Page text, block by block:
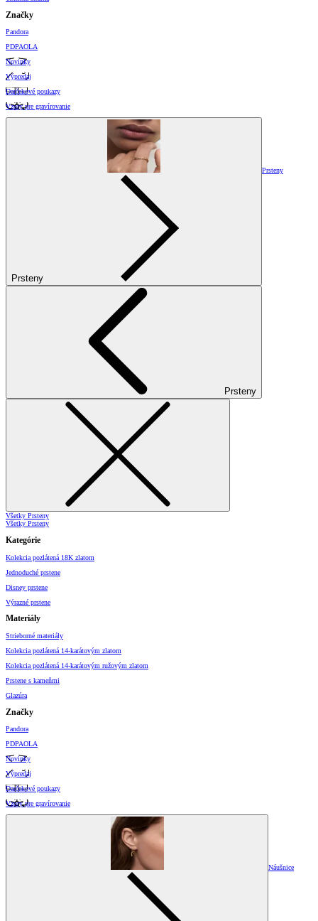
Značky
Pandora
PDPAOLA
Novinky
Výpredaj
Darčekové poukazy
Vzory pre gravírovanie
Prsteny
Prsteny
Prsteny
Všetky Prsteny
Všetky Prsteny
Kategórie
Kolekcia pozlátená 18K zlatom
Jednoduché prstene
Disney prstene
Výrazné prstene
Materiály
Strieborné materiály
Kolekcia pozlátená 14-karátovým zlatom
Kolekcia pozlátená 14-karátovým ružovým zlatom
Prstene s kameňmi
Glazúra
Značky
Pandora
PDPAOLA
Novinky
Výpredaj
Darčekové poukazy
Vzory pre gravírovanie
Náušnice